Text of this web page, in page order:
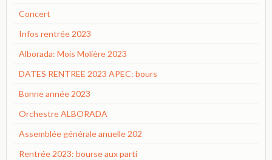
Concert
Infos rentrée 2023
Alborada: Mois Molière 2023
DATES RENTREE 2023 APEC: bours
Bonne année 2023
Orchestre ALBORADA
Assemblée générale anuelle 202
Rentrée 2023: bourse aux parti